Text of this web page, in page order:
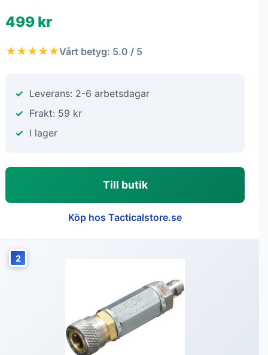
499 kr
★★★★★Vårt betyg: 5.0 / 5
Leverans: 2-6 arbetsdagar
Frakt: 59 kr
I lager
Till butik
Köp hos Tacticalstore.se
2